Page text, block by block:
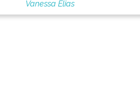
Vanessa Elias